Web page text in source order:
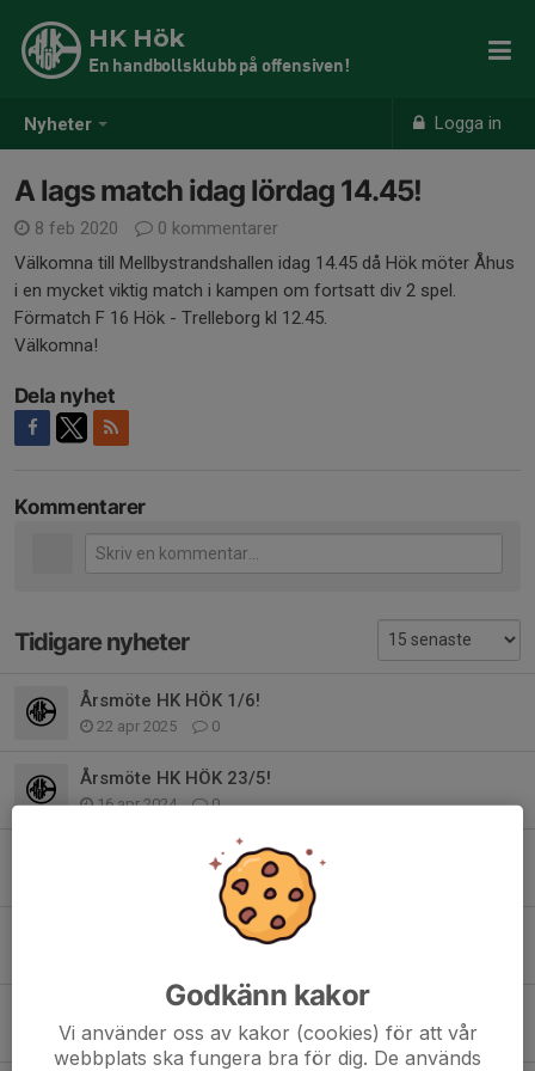
Nyheter Logga in
HK Hök
En handbollsklubb på offensiven!
A lags match idag lördag 14.45!
8 feb 2020
0 kommentarer
Välkomna till Mellbystrandshallen idag 14.45 då Hök möter Åhus
i en mycket viktig match i kampen om fortsatt div 2 spel.
Förmatch F 16 Hök - Trelleborg kl 12.45.
Välkomna!
Dela nyhet
Kommentarer
Tidigare nyheter
Årsmöte HK HÖK 1/6!
22 apr 2025 0
Årsmöte HK HÖK 23/5!
16 apr 2024 0
Årsmöte HK Hök!
Inställd match damlag lördag!
Bingolotter till säsongspremiären!
27 aug 2022 0
Godkänn kakor
Vi använder oss av kakor (cookies) för att vår
webbplats ska fungera bra för dig. De används